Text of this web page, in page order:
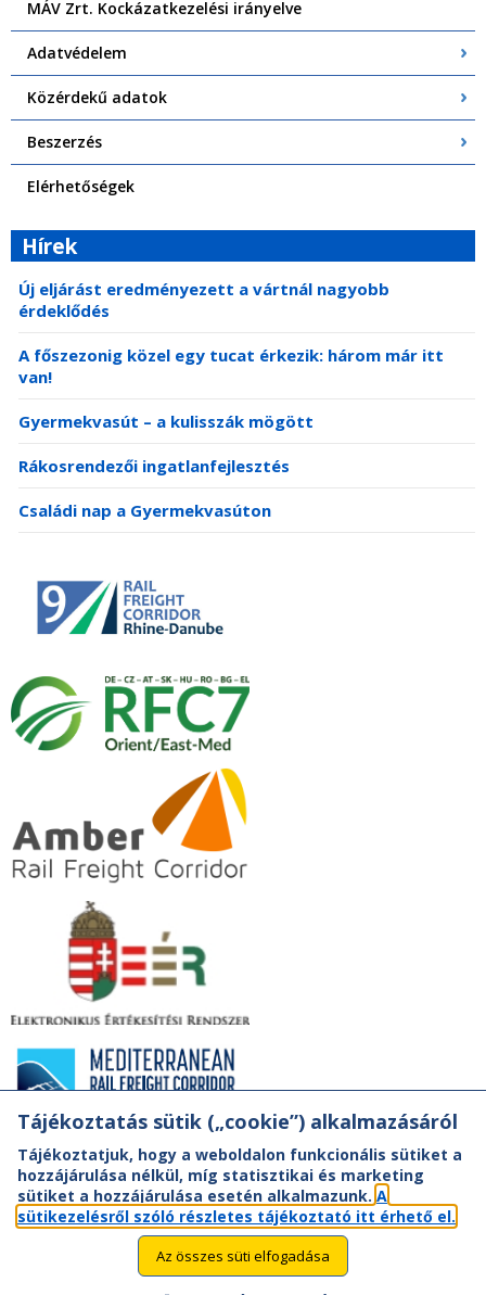
MÁV Zrt. Kockázatkezelési irányelve
Adatvédelem
Közérdekű adatok
Beszerzés
Elérhetőségek
Hírek
Új eljárást eredményezett a vártnál nagyobb
érdeklődés
A főszezonig közel egy tucat érkezik: három már itt
van!
Gyermekvasút – a kulisszák mögött
Rákosrendezői ingatlanfejlesztés
Családi nap a Gyermekvasúton
Tájékoztatás sütik („cookie”) alkalmazásáról
Tájékoztatjuk, hogy a weboldalon funkcionális sütiket a
hozzájárulása nélkül, míg statisztikai és marketing
sütiket a hozzájárulása esetén alkalmazunk. A
sütikezelésről szóló részletes tájékoztató itt érhető el.
Az összes süti elfogadása